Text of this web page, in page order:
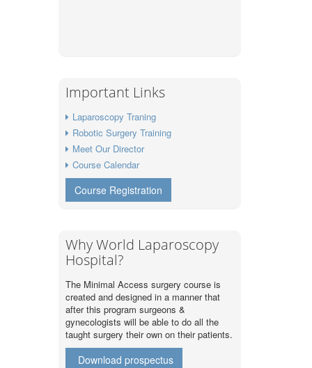
Important Links
Laparoscopy Traning
Robotic Surgery Training
Meet Our Director
Course Calendar
Course Registration
Why World Laparoscopy
Hospital?
The Minimal Access surgery course is
created and designed in a manner that
after this program surgeons &
gynecologists will be able to do all the
taught surgery their own on their patients.
Download prospectus